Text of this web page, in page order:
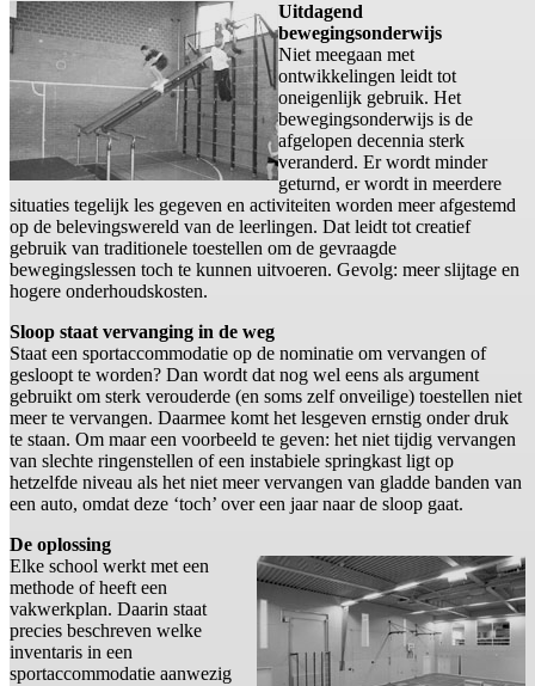
Uitdagend
bewegingsonderwijs
Niet meegaan met
ontwikkelingen leidt tot
oneigenlijk gebruik. Het
bewegingsonderwijs is de
afgelopen decennia sterk
veranderd. Er wordt minder
geturnd, er wordt in meerdere
situaties tegelijk les gegeven en activiteiten worden meer afgestemd
op de belevingswereld van de leerlingen. Dat leidt tot creatief
gebruik van traditionele toestellen om de gevraagde
bewegingslessen toch te kunnen uitvoeren. Gevolg: meer slijtage en
hogere onderhoudskosten.
Sloop staat vervanging in de weg
Staat een sportaccommodatie op de nominatie om vervangen of
gesloopt te worden? Dan wordt dat nog wel eens als argument
gebruikt om sterk verouderde (en soms zelf onveilige) toestellen niet
meer te vervangen. Daarmee komt het lesgeven ernstig onder druk
te staan. Om maar een voorbeeld te geven: het niet tijdig vervangen
van slechte ringenstellen of een instabiele springkast ligt op
hetzelfde niveau als het niet meer vervangen van gladde banden van
een auto, omdat deze ‘toch’ over een jaar naar de sloop gaat.
De oplossing
Elke school werkt met een
methode of heeft een
vakwerkplan. Daarin staat
precies beschreven welke
inventaris in een
sportaccommodatie aanwezig